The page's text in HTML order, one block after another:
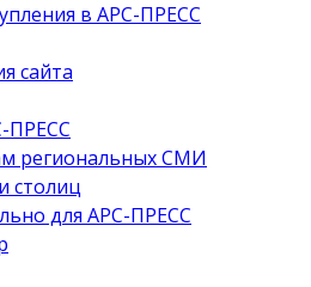
в АРС-ПРЕСС
сайта
ПРЕСС
региональных СМИ
столиц
для АРС-ПРЕСС